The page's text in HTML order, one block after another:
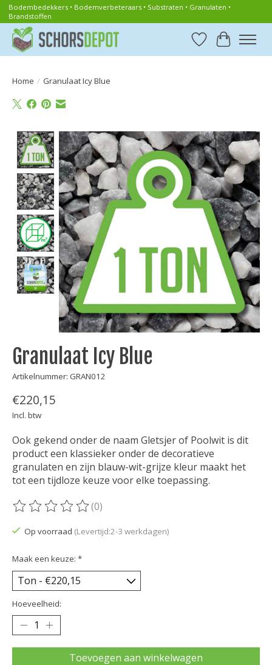
Bodembedekkers • Bodemverbeteraars • Substraten • Granulaten •
Brandstoffen
Verlanglijst
Home / Granulaat Icy Blue
Product image slideshow Items
Granulaat Icy Blue
Artikelnummer: GRAN012
€220,15
Incl. btw
Ook gekend onder de naam Gletsjer of Poolwit is dit
product een klassieker onder de decoratieve
granulaten en zijn blauw-wit-grijze kleur maakt het
tot een tijdloze keuze voor elke toepassing.
De beoordeling van dit product is
(0)
Op voorraad (Levertijd:2-3 werkdagen)
Maak een keuze: *
Hoeveelheid:
Toevoegen aan winkelwagen